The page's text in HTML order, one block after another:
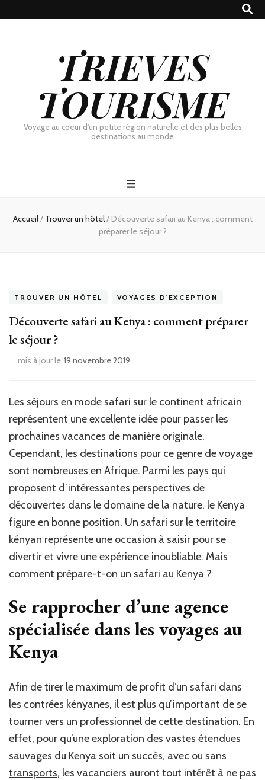
TRIEVES
TOURISME
Voyage au coeur d'un petite région naturelle et des plus belles
destinations au monde
Accueil/ Trouver un hôtel/ Découverte safari au Kenya : comment
préparer le séjour ?
TROUVER UN HÔTEL VOYAGES D'EXCEPTION
Découverte safari au Kenya : comment préparer
le séjour ?
mis à jour le 19 novembre 2019
Les séjours en mode safari sur le continent africain
représentent une excellente idée pour passer les
prochaines vacances de manière originale.
Cependant, les destinations pour ce genre de voyage
sont nombreuses en Afrique. Parmi les pays qui
proposent d’intéressantes perspectives de
découvertes dans le domaine de la nature, le Kenya
figure en bonne position. Un safari sur le territoire
kényan représente une occasion à saisir pour se
divertir et vivre une expérience inoubliable. Mais
comment prépare-t-on un safari au Kenya ?
Se rapprocher d’une agence
spécialisée dans les voyages au
Kenya
Afin de tirer le maximum de profit d’un safari dans
les contrées kényanes, il est plus qu’important de se
tourner vers un professionnel de cette destination. En
effet, pour qu’une exploration des vastes étendues
sauvages du Kenya soit un succès, avec ou sans
transports, les vacanciers auront tout intérêt à ne pas